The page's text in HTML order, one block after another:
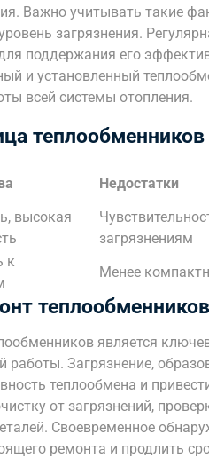
Важно учитывать такие
загрязнения.
поддержания его
и установленный
всей системы отопления.
теплообменников
Недостатки
высокая
загрязнениям
к
Менее
теплообменников
является
работы. Загрязнение,
теплообмена и
от загрязнений,
Своевременное
ремонта и продлить